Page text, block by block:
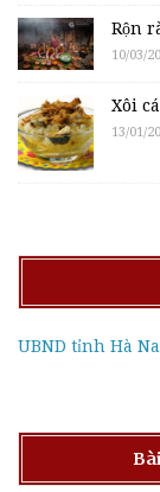
Rộn
10/03/
Xôi
13/01/
UBND tỉnh Hà